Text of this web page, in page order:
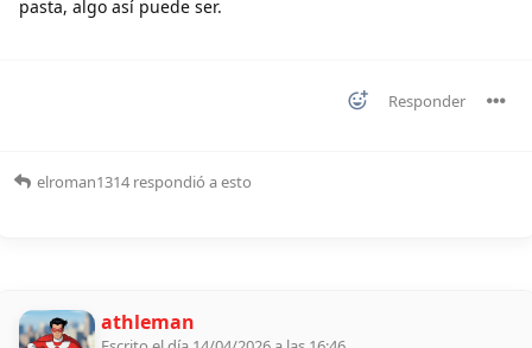
pasta, algo así puede ser.
Responder
elroman1314 respondió a esto
athleman